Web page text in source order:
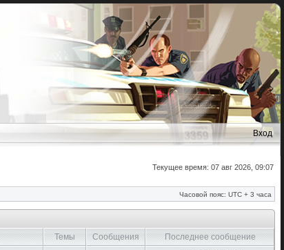
Вход
Текущее время: 07 авг 2026, 09:07
Часовой пояс: UTC + 3 часа
Темы Сообщения
Последнее сообщение